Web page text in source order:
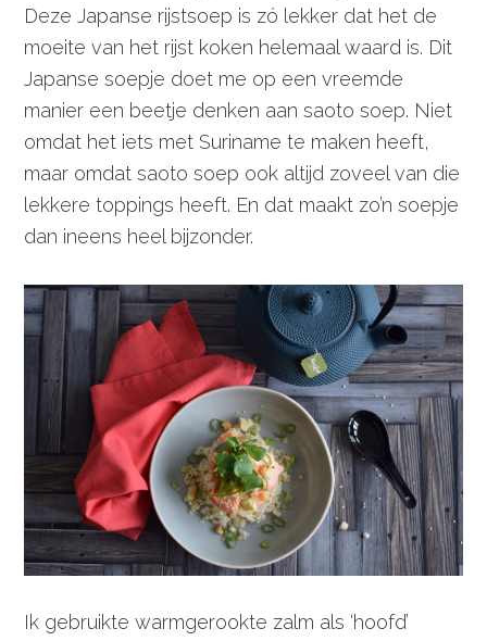
Deze Japanse rijstsoep is zó lekker dat het de
moeite van het rijst koken helemaal waard is. Dit
Japanse soepje doet me op een vreemde
manier een beetje denken aan saoto soep. Niet
omdat het iets met Suriname te maken heeft,
maar omdat saoto soep ook altijd zoveel van die
lekkere toppings heeft. En dat maakt zo’n soepje
dan ineens heel bijzonder.
Ik gebruikte warmgerookte zalm als ‘hoofd’